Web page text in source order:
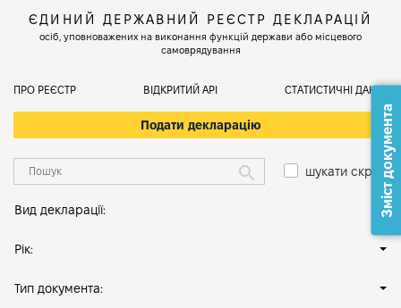
ЄДИНИЙ ДЕРЖАВНИЙ РЕЄСТР ДЕКЛАРАЦІЙ
осіб, уповноважених на виконання функцій держави або місцевого
самоврядування
ПРО РЕЄСТР ВІДКРИТИЙ АРІ СТАТИСТИЧНІ ДАНІ
Подати декларацію
шукати скрізь
Вид декларації:
Рік:
Тип документа:
Зміст документа